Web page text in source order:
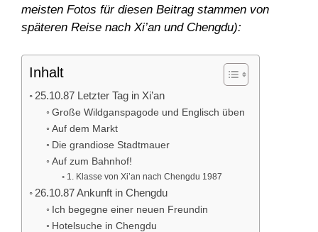
meisten Fotos für diesen Beitrag stammen von
späteren Reise nach Xi’an und Chengdu):
Inhalt
25.10.87 Letzter Tag in Xi’an
Große Wildganspagode und Englisch üben
Auf dem Markt
Die grandiose Stadtmauer
Auf zum Bahnhof!
1. Klasse von Xi’an nach Chengdu 1987
26.10.87 Ankunft in Chengdu
Ich begegne einer neuen Freundin
Hotelsuche in Chengdu